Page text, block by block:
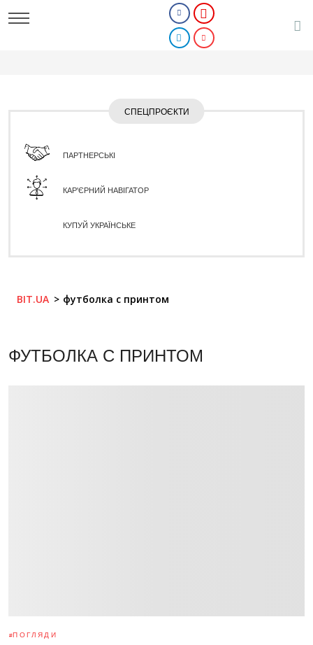
СПЕЦПРОЄКТИ
ПАРТНЕРСЬКІ
КАР'ЄРНИЙ НАВІГАТОР
КУПУЙ УКРАЇНСЬКЕ
BIT.UA футболка с принтом
ФУТБОЛКА С ПРИНТОМ
ПОГЛЯДИ